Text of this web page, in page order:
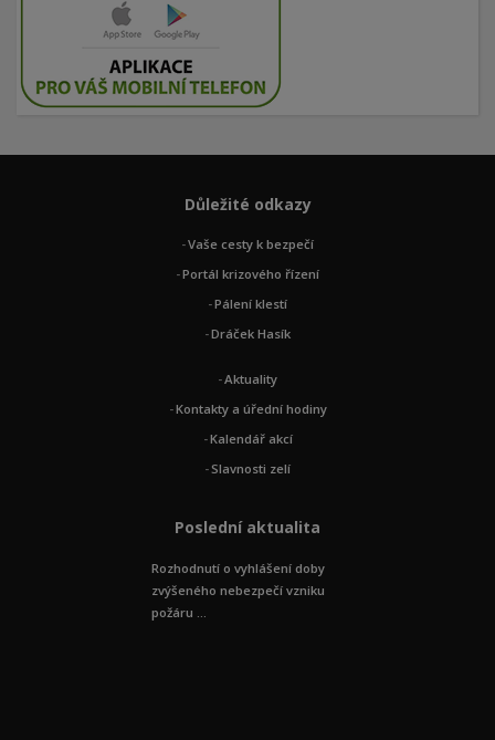
Důležité odkazy
Vaše cesty k bezpečí
Portál krizového řízení
Pálení klestí
Dráček Hasík
Aktuality
Kontakty a úřední hodiny
Kalendář akcí
Slavnosti zelí
Poslední aktualita
Rozhodnutí o vyhlášení doby
zvýšeného nebezpečí vzniku
požáru ...